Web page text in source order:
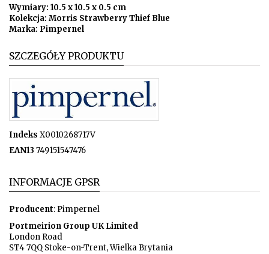
Wymiary: 10.5 x 10.5 x 0.5 cm
Kolekcja: Morris Strawberry Thief Blue
Marka: Pimpernel
SZCZEGÓŁY PRODUKTU
Indeks X0010268717V
EAN13 749151547476
INFORMACJE GPSR
Producent: Pimpernel
Portmeirion Group UK Limited
London Road
ST4 7QQ Stoke-on-Trent, Wielka Brytania